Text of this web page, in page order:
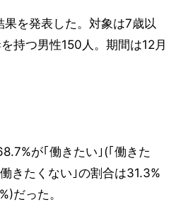
を発表した。対象は7歳以
持つ男性150人。期間は12月
が｢働きたい｣(｢働きた
きたくない｣の割合は31.3%
だった。